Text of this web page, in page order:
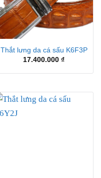
Thắt lưng da cá sấu K6F3P
17.400.000 ₫